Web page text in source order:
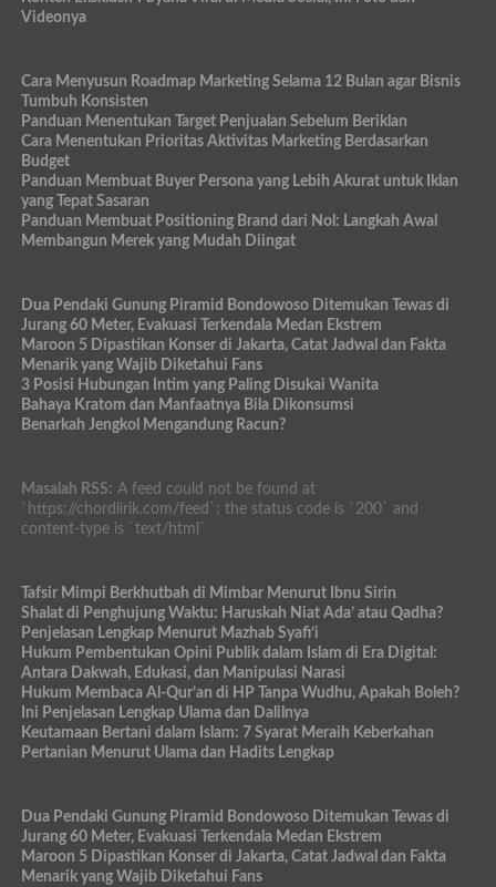
Videonya
Cara Menyusun Roadmap Marketing Selama 12 Bulan agar Bisnis
Tumbuh Konsisten
Panduan Menentukan Target Penjualan Sebelum Beriklan
Cara Menentukan Prioritas Aktivitas Marketing Berdasarkan
Budget
Panduan Membuat Buyer Persona yang Lebih Akurat untuk Iklan
yang Tepat Sasaran
Panduan Membuat Positioning Brand dari Nol: Langkah Awal
Membangun Merek yang Mudah Diingat
Dua Pendaki Gunung Piramid Bondowoso Ditemukan Tewas di
Jurang 60 Meter, Evakuasi Terkendala Medan Ekstrem
Maroon 5 Dipastikan Konser di Jakarta, Catat Jadwal dan Fakta
Menarik yang Wajib Diketahui Fans
3 Posisi Hubungan Intim yang Paling Disukai Wanita
Bahaya Kratom dan Manfaatnya Bila Dikonsumsi
Benarkah Jengkol Mengandung Racun?
Masalah RSS: A feed could not be found at
`https://chordlirik.com/feed`; the status code is `200` and
content-type is `text/html`
Tafsir Mimpi Berkhutbah di Mimbar Menurut Ibnu Sirin
Shalat di Penghujung Waktu: Haruskah Niat Ada’ atau Qadha?
Penjelasan Lengkap Menurut Mazhab Syafi’i
Hukum Pembentukan Opini Publik dalam Islam di Era Digital:
Antara Dakwah, Edukasi, dan Manipulasi Narasi
Hukum Membaca Al-Qur’an di HP Tanpa Wudhu, Apakah Boleh?
Ini Penjelasan Lengkap Ulama dan Dalilnya
Keutamaan Bertani dalam Islam: 7 Syarat Meraih Keberkahan
Pertanian Menurut Ulama dan Hadits Lengkap
Dua Pendaki Gunung Piramid Bondowoso Ditemukan Tewas di
Jurang 60 Meter, Evakuasi Terkendala Medan Ekstrem
Maroon 5 Dipastikan Konser di Jakarta, Catat Jadwal dan Fakta
Menarik yang Wajib Diketahui Fans